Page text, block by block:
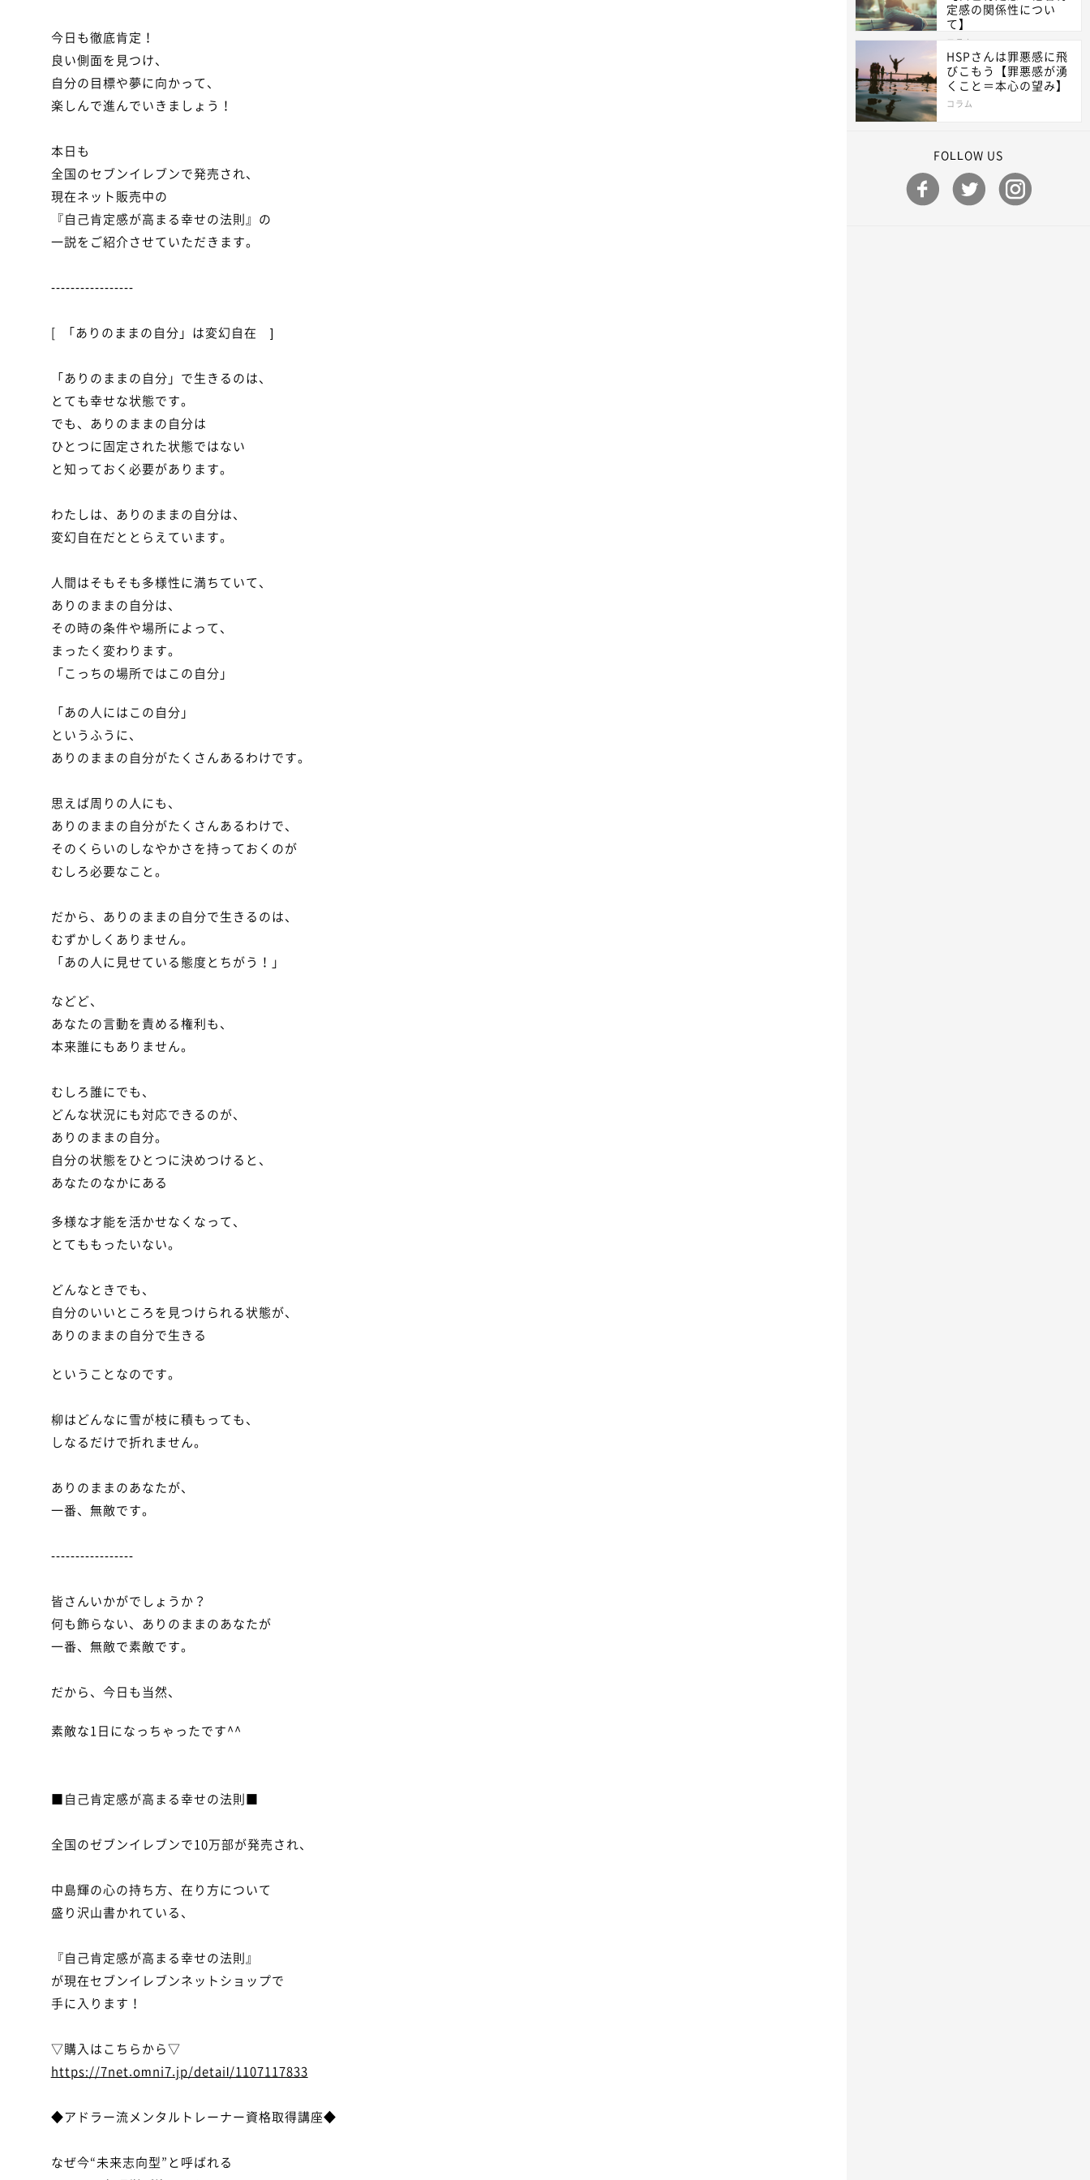
今日も徹底肯定！
良い側面を見つけ、
自分の目標や夢に向かって、
楽しんで進んでいきましょう！
本日も
全国のセブンイレブンで発売され、
現在ネット販売中の
『自己肯定感が高まる幸せの法則』の
一説をご紹介させていただきます。
-----------------
[  「ありのままの自分」は変幻自在　]
「ありのままの自分」で生きるのは、
とても幸せな状態です。
でも、ありのままの自分は
ひとつに固定された状態ではない
と知っておく必要があります。
わたしは、ありのままの自分は、
変幻自在だととらえています。
人間はそもそも多様性に満ちていて、
ありのままの自分は、
その時の条件や場所によって、
まったく変わります。
「こっちの場所ではこの自分」
「あの人にはこの自分」
というふうに、
ありのままの自分がたくさんあるわけです。
思えば周りの人にも、
ありのままの自分がたくさんあるわけで、
そのくらいのしなやかさを持っておくのが
むしろ必要なこと。
だから、ありのままの自分で生きるのは、
むずかしくありません。
「あの人に見せている態度とちがう！」
などど、
あなたの言動を責める権利も、
本来誰にもありません。
むしろ誰にでも、
どんな状況にも対応できるのが、
ありのままの自分。
自分の状態をひとつに決めつけると、
あなたのなかにある
多様な才能を活かせなくなって、
とてももったいない。
どんなときでも、
自分のいいところを見つけられる状態が、
ありのままの自分で生きる
ということなのです。
柳はどんなに雪が枝に積もっても、
しなるだけで折れません。
ありのままのあなたが、
一番、無敵です。
-----------------
皆さんいかがでしょうか？
何も飾らない、ありのままのあなたが
一番、無敵で素敵です。
だから、今日も当然、
素敵な1日になっちゃったです^^
■自己肯定感が高まる幸せの法則■
全国のゼブンイレブンで10万部が発売され、
中島輝の心の持ち方、在り方について
盛り沢山書かれている、
『自己肯定感が高まる幸せの法則』
が現在セブンイレブンネットショップで
手に入ります！
https://7net.omni7.jp/detail/1107117833
◆アドラー流メンタルトレーナー資格取得講座◆
なぜ今“未来志向型”と呼ばれる
定感の関係性につい
て】
コラム
HSPさんは罪悪感に飛
びこもう【罪悪感が湧
くこと＝本心の望み】
コラム
FOLLOW US